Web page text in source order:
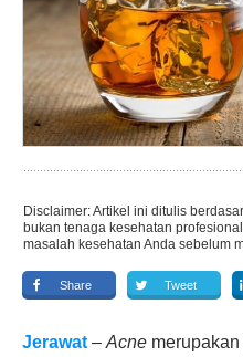
Disclaimer: Artikel ini ditulis
bukan tenaga kesehatan
masalah kesehatan Anda sebelum
Share Tweet
Jerawat – Acne